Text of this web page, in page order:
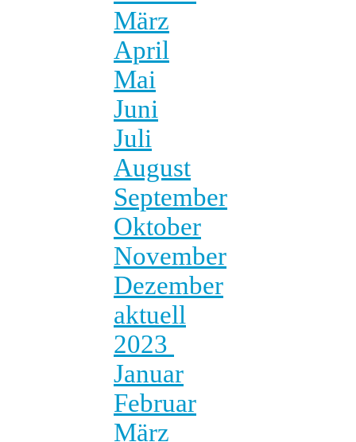
März
April
Mai
Juni
Juli
August
September
Oktober
November
Dezember
aktuell
2023
Januar
Februar
März